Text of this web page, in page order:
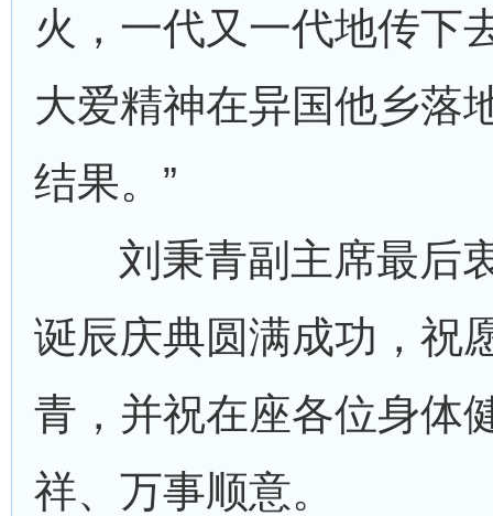
火，一代又一代地传下
大爱精神在异国他乡落
结果。”
刘秉青副主席最后
诞辰庆典圆满成功，祝
青，并祝在座各位身体
祥、万事顺意。